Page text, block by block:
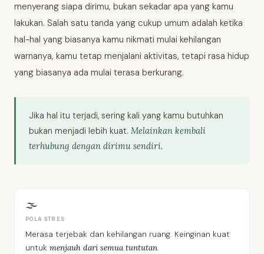
menyerang siapa dirimu, bukan sekadar apa yang kamu
lakukan. Salah satu tanda yang cukup umum adalah ketika
hal-hal yang biasanya kamu nikmati mulai kehilangan
warnanya, kamu tetap menjalani aktivitas, tetapi rasa hidup
yang biasanya ada mulai terasa berkurang.
Jika hal itu terjadi, sering kali yang kamu butuhkan
bukan menjadi lebih kuat. Melainkan kembali
terhubung dengan dirimu sendiri.
🌫
POLA STRES
Merasa terjebak dan kehilangan ruang. Keinginan kuat
untuk menjauh dari semua tuntutan.